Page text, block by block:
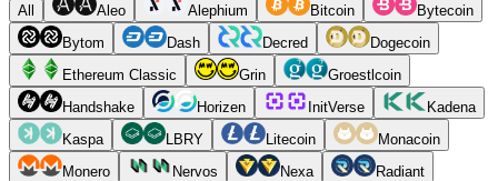
All Aleo Alephium Bitcoin
Bytecoin
Bytom
Dash Decred
Dogecoin
Ethereum Classic
Grin
Groestlcoin
Handshake
Horizen InitVerse
Kadena
Kaspa
LBRY Litecoin
Monacoin
Monero
Nervos Nexa
Radiant